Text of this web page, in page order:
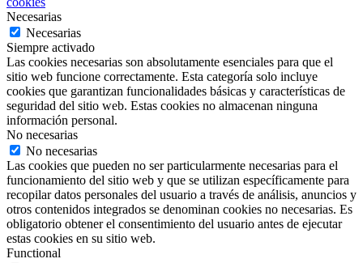
Necesarias
Necesarias
Siempre activado
Las cookies necesarias son absolutamente esenciales para que el
sitio web funcione correctamente. Esta categoría solo incluye
cookies que garantizan funcionalidades básicas y características de
seguridad del sitio web. Estas cookies no almacenan ninguna
información personal.
No necesarias
No necesarias
Las cookies que pueden no ser particularmente necesarias para el
funcionamiento del sitio web y que se utilizan específicamente para
recopilar datos personales del usuario a través de análisis, anuncios y
otros contenidos integrados se denominan cookies no necesarias. Es
obligatorio obtener el consentimiento del usuario antes de ejecutar
estas cookies en su sitio web.
Functional